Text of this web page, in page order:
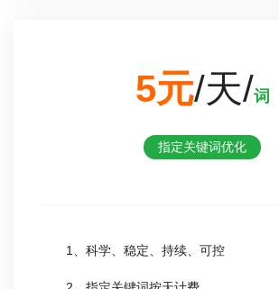
5元/天/词
指定关键词优化
1、科学、稳定、持续、可控